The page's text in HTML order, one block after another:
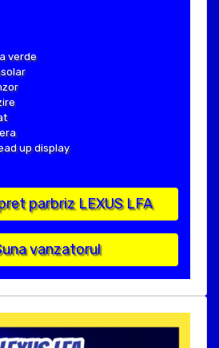
verde
up display
parbriz LEXUS LFA
vanzatorul